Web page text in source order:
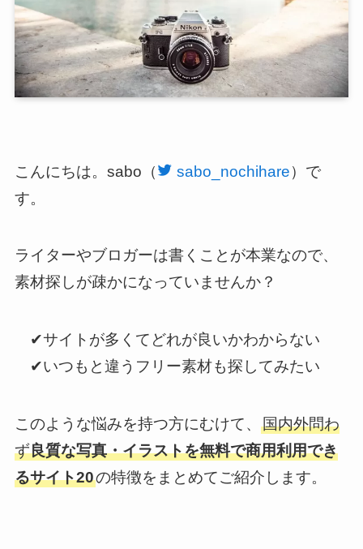
こんにちは。sabo（ sabo_nochihare）で
す。
ライターやブロガーは書くことが本業なので、
素材探しが疎かになっていませんか？
✔︎サイトが多くてどれが良いかわからない
✔︎いつもと違うフリー素材も探してみたい
このような悩みを持つ方にむけて、 国内外問わ
ず良質な写真・イラストを無料で商用利用でき
るサイト20の特徴をまとめてご紹介します。